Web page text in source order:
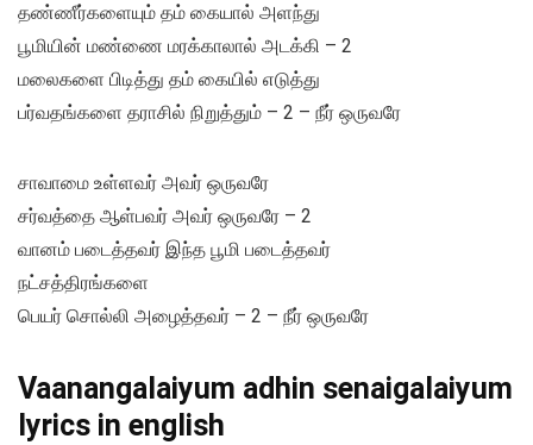
தண்ணீர்களையும் தம் கையால் அளந்து
பூமியின் மண்ணை மரக்காலால் அடக்கி – 2
மலைகளை பிடித்து தம் கையில் எடுத்து
பர்வதங்களை தராசில் நிறுத்தும் – 2 – நீர் ஒருவரே
சாவாமை உள்ளவர் அவர் ஒருவரே
சர்வத்தை ஆள்பவர் அவர் ஒருவரே – 2
வானம் படைத்தவர் இந்த பூமி படைத்தவர்
நட்சத்திரங்களை
பெயர் சொல்லி அழைத்தவர் – 2 – நீர் ஒருவரே
Vaanangalaiyum adhin senaigalaiyum
lyrics in english